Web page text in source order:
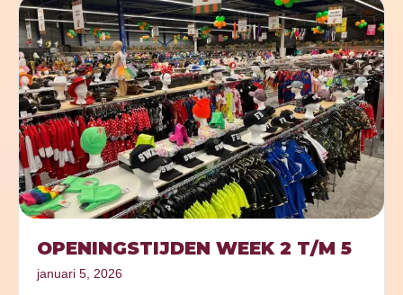
OPENINGSTIJDEN WEEK 2 T/M 5
januari 5, 2026